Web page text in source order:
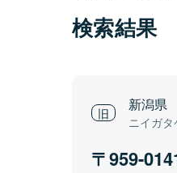
検索結果
新潟県
ニイガタ
959-